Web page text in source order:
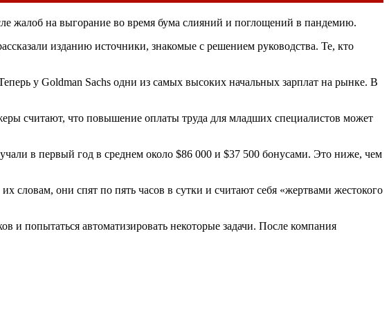
жалоб на выгорание во время бума слияний и поглощений в пандемию.
изданию источники, знакомые с решением руководства. Те, кто
у Goldman Sachs одни из самых высоких начальных зарплат на рынке. В
считают, что повышение оплаты труда для младших специалистов может
в первый год в среднем около $86 000 и $37 500 бонусами. Это ниже, чем
словам, они спят по пять часов в сутки и считают себя «жертвами жестокого
и попытаться автоматизировать некоторые задачи. После компания